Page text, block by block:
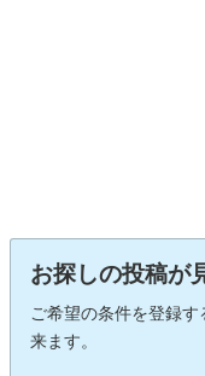
お探しの投稿が
ご希望の条件を登録
来ます。